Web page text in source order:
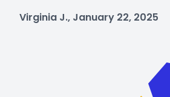
Virginia J., January 22, 2025